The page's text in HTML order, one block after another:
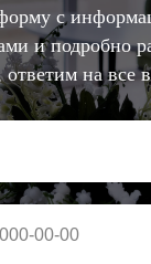
с
и подробно
на все